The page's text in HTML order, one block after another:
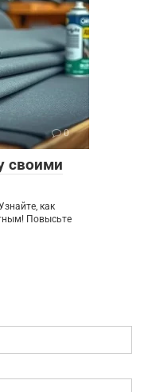
0
своими
как
Повысьте